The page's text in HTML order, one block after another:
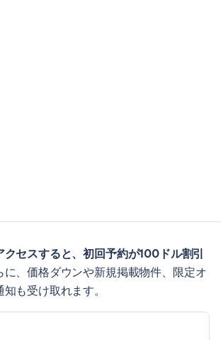
クセスすると、初回予約が100ドル割引
に、価格ダウンや新規掲載物件、限定オ
も受け取れます。